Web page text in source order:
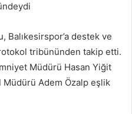
Balıkesirspor’a destek ve
tribününden takip etti.
Müdürü Hasan Yiğit
Müdürü Adem Özalp eşlik